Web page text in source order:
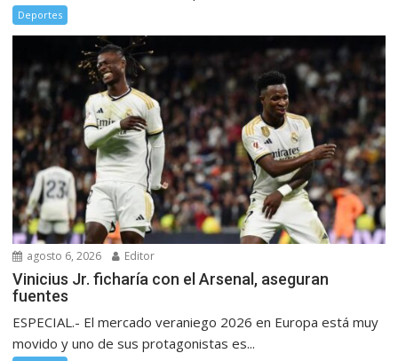
Deportes
agosto 6, 2026 Editor
Vinicius Jr. ficharía con el Arsenal, aseguran
fuentes
ESPECIAL.- El mercado veraniego 2026 en Europa está muy
movido y uno de sus protagonistas es...